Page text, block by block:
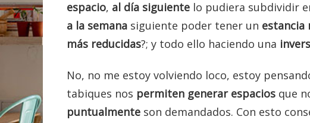
espacio, al día siguiente lo pudiera subdividir
a la semana siguiente poder tener un estancia
más reducidas?; y todo ello haciendo una
No, no me estoy volviendo loco, estoy
tabiques nos permiten generar espacios que
puntualmente son demandados. Con esto